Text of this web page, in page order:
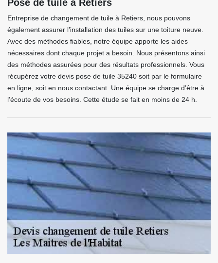
Pose de tuile à Retiers
Entreprise de changement de tuile à Retiers, nous pouvons
également assurer l’installation des tuiles sur une toiture neuve.
Avec des méthodes fiables, notre équipe apporte les aides
nécessaires dont chaque projet a besoin. Nous présentons ainsi
des méthodes assurées pour des résultats professionnels. Vous
récupérez votre devis pose de tuile 35240 soit par le formulaire
en ligne, soit en nous contactant. Une équipe se charge d’être à
l’écoute de vos besoins. Cette étude se fait en moins de 24 h.